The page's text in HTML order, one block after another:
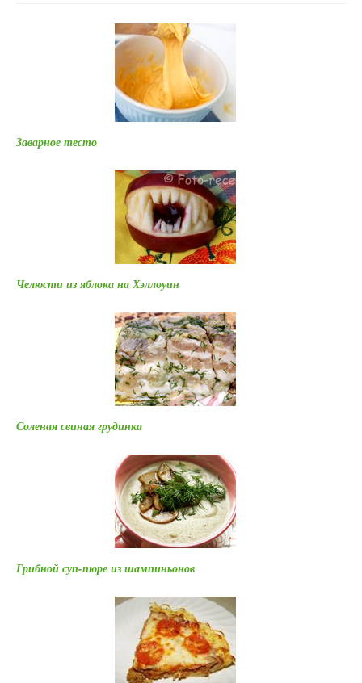
Заварное тесто
Челюсти из яблока на Хэллоуин
Соленая свиная грудинка
Грибной суп-пюре из шампиньонов